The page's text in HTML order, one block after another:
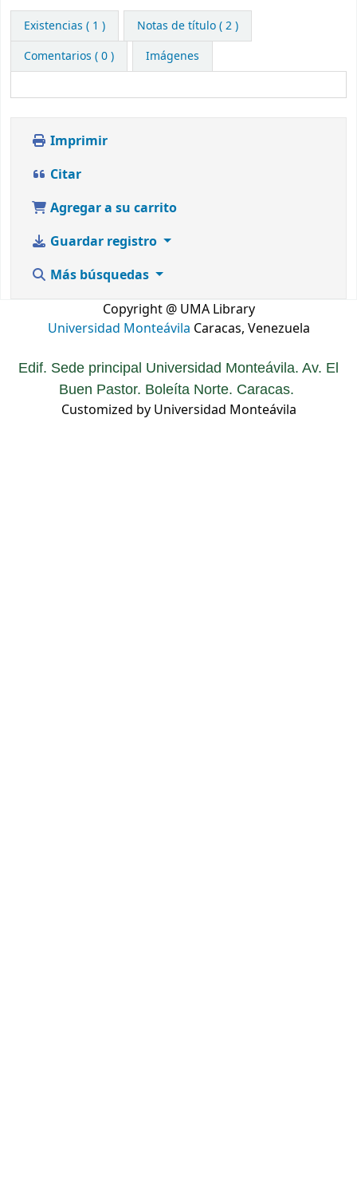
Existencias ( 1 )
Notas de título ( 2 )
Comentarios ( 0 )
Imágenes
Imprimir
Citar
Agregar a su carrito
Guardar registro
Más búsquedas
Copyright @ UMA Library
Universidad Monteávila Caracas, Venezuela
Edif. Sede principal Universidad Monteávila. Av. El
Buen Pastor. Boleíta Norte. Caracas.
Customized by Universidad Monteávila